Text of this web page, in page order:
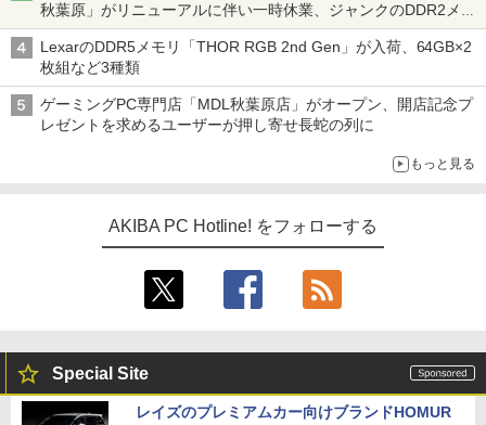
秋葉原」がリニューアルに伴い一時休業、ジャンクのDDR2メモ
リが100円で販売など～ 最近の秋葉原 ～
LexarのDDR5メモリ「THOR RGB 2nd Gen」が入荷、64GB×2
枚組など3種類
ゲーミングPC専門店「MDL秋葉原店」がオープン、開店記念プ
レゼントを求めるユーザーが押し寄せ長蛇の列に
もっと見る
AKIBA PC Hotline! をフォローする
Special Site
レイズのプレミアムカー向けブランドHOMUR